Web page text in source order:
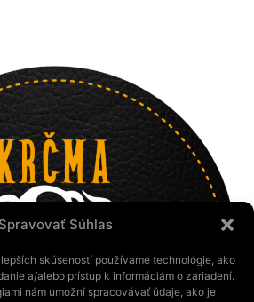
Spravovať Súhlas
skúseností používame technológie, ako
a/alebo prístup k informáciám o zariadení.
nám umožní spracovávať údaje, ako je